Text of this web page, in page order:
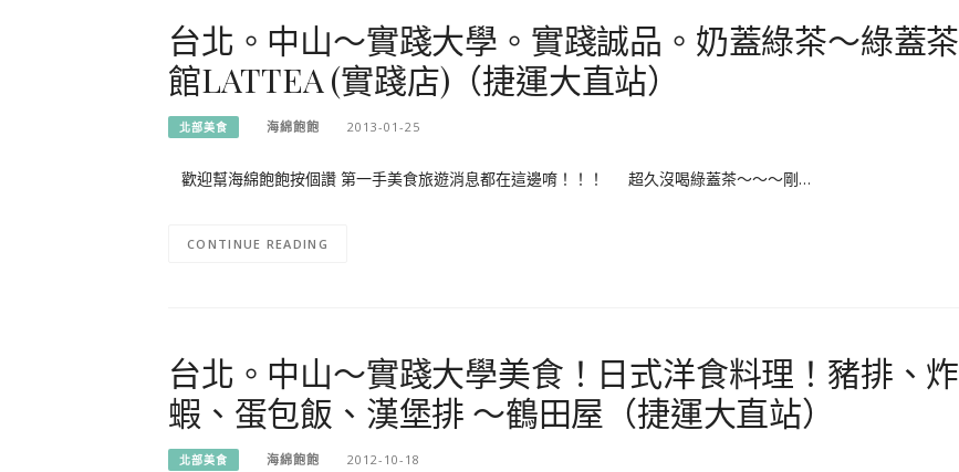
台北。中山～實踐大學。實踐誠品。奶蓋綠茶～綠蓋茶
館LATTEA (實踐店)（捷運大直站）
北部美食 海綿飽飽 2013-01-25
歡迎幫海綿飽飽按個讚 第一手美食旅遊消息都在這邊唷！！！ 超久沒喝綠蓋茶～～～剛…
CONTINUE READING
台北。中山～實踐大學美食！日式洋食料理！豬排、炸
蝦、蛋包飯、漢堡排 ～鶴田屋（捷運大直站）
北部美食 海綿飽飽 2012-10-18